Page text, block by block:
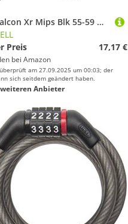
Bell Falcon Xr Mips Blk 55-59 M 23 Padding
Preis
17,17 €
bei Amazon
am 27.09.2025 um 00:03; der
sich seitdem geändert haben.
Anbieter